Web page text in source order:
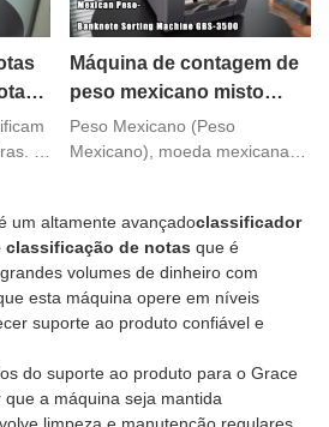
um altamente avançadoclassificador
classificação de notas que é
volumes de dinheiro com
esta máquina opere em níveis
suporte ao produto confiável e
do suporte ao produto para o Grace
a máquina seja mantida
a
e
boa
maioria das peças internas do
representam durabilidade e
resistência, mesmo em
situações de contagem ruim,
como notas moles e molhadas
A
o
Máquina de contagem de
peso mexicano misto
GBS3500
Peso Mexicano (Peso
Mexicano), moeda mexicana
da moeda mxn. A unidade
monetária secundária é
centavos, 1 peso = 100
centavos. São emitidas
moedas de 5, 10, 20, 50
20. Notas de 50, 100, 200, 500,
1000 pesos.